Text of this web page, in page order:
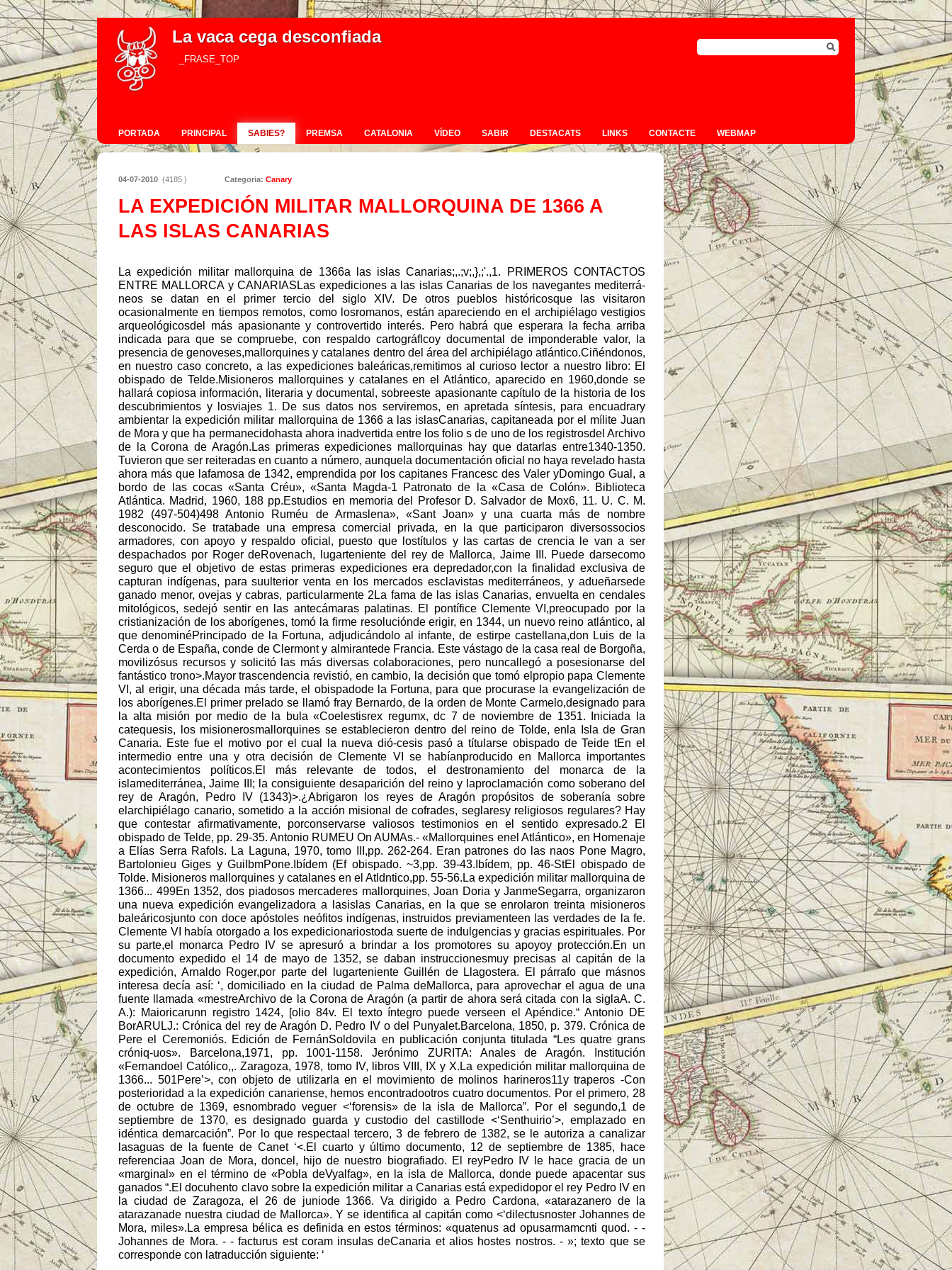
La vaca cega desconfiada
_FRASE_TOP
PORTADA PRINCIPAL SABIES? PREMSA CATALONIA VÍDEO SABIR DESTACATS LINKS CONTACTE WEBMAP
04-07-2010 (4185 ) Categoria: Canary
LA EXPEDICIÓN MILITAR MALLORQUINA DE 1366 A
LAS ISLAS CANARIAS
La expedición militar mallorquina de 1366a las islas Canarias;,.;v;,},;'.,1. PRIMEROS CONTACTOS
ENTRE MALLORCA y CANARIASLas expediciones a las islas Canarias de los navegantes mediterrá-
neos se datan en el primer tercio del siglo XIV. De otros pueblos históricosque las visitaron
ocasionalmente en tiempos remotos, como losromanos, están apareciendo en el archipiélago vestigios
arqueológicosdel más apasionante y controvertido interés. Pero habrá que esperara la fecha arriba
indicada para que se compruebe, con respaldo cartográflcoy documental de imponderable valor, la
presencia de genoveses,mallorquines y catalanes dentro del área del archipiélago atlántico.Ciñéndonos,
en nuestro caso concreto, a las expediciones baleáricas,remitimos al curioso lector a nuestro libro: El
obispado de Telde.Misioneros mallorquines y catalanes en el Atlántico, aparecido en 1960,donde se
hallará copiosa información, literaria y documental, sobreeste apasionante capítulo de la historia de los
descubrimientos y losviajes 1. De sus datos nos serviremos, en apretada síntesis, para encuadrary
ambientar la expedición militar mallorquina de 1366 a las islasCanarias, capitaneada por el mílite Juan
de Mora y que ha permanecidohasta ahora inadvertida entre los folio s de uno de los registrosdel Archivo
de la Corona de Aragón.Las primeras expediciones mallorquinas hay que datarlas entre1340-1350.
Tuvieron que ser reiteradas en cuanto a número, aunquela documentación oficial no haya revelado hasta
ahora más que lafamosa de 1342, emprendida por los capitanes Francesc des Valer yDomingo Gual, a
bordo de las cocas «Santa Créu», «Santa Magda-1 Patronato de la «Casa de Colón». Biblioteca
Atlántica. Madrid, 1960, 188 pp.Estudios en memoria del Profesor D. Salvador de Mox6, 11. U. C. M.
1982 (497-504)498 Antonio Ruméu de Armaslena», «Sant Joan» y una cuarta más de nombre
desconocido. Se tratabade una empresa comercial privada, en la que participaron diversossocios
armadores, con apoyo y respaldo oficial, puesto que lostítulos y las cartas de crencia le van a ser
despachados por Roger deRovenach, lugarteniente del rey de Mallorca, Jaime III. Puede darsecomo
seguro que el objetivo de estas primeras expediciones era depredador,con la finalidad exclusiva de
capturan indígenas, para suulterior venta en los mercados esclavistas mediterráneos, y adueñarsede
ganado menor, ovejas y cabras, particularmente 2La fama de las islas Canarias, envuelta en cendales
mitológicos, sedejó sentir en las antecámaras palatinas. El pontífice Clemente VI,preocupado por la
cristianización de los aborígenes, tomó la firme resoluciónde erigir, en 1344, un nuevo reino atlántico, al
que denominéPrincipado de la Fortuna, adjudicándolo al infante, de estirpe castellana,don Luis de la
Cerda o de España, conde de Clermont y almirantede Francia. Este vástago de la casa real de Borgoña,
movilizósus recursos y solicitó las más diversas colaboraciones, pero nuncallegó a posesionarse del
fantástico trono>.Mayor trascendencia revistió, en cambio, la decisión que tomó elpropio papa Clemente
VI, al erigir, una década más tarde, el obispadode la Fortuna, para que procurase la evangelización de
los aborígenes.El primer prelado se llamó fray Bernardo, de la orden de Monte Carmelo,designado para
la alta misión por medio de la bula «Coelestisrex regumx, dc 7 de noviembre de 1351. Iniciada la
catequesis, los misionerosmallorquines se establecieron dentro del reino de Tolde, enla Isla de Gran
Canaria. Este fue el motivo por el cual la nueva dió-cesis pasó a títularse obispado de Teide tEn el
intermedio entre una y otra decisión de Clemente VI se habíanproducido en Mallorca importantes
acontecimientos políticos.El más relevante de todos, el destronamiento del monarca de la
islamediterránea, Jaime III; la consiguiente desaparición del reino y laproclamación como soberano del
rey de Aragón, Pedro IV (1343)>.¿Abrigaron los reyes de Aragón propósitos de soberanía sobre
elarchipiélago canario, sometido a la acción misional de cofrades, seglaresy religiosos regulares? Hay
que contestar afirmativamente, porconservarse valiosos testimonios en el sentido expresado.2 El
obispado de Telde, pp. 29-35. Antonio RUMEU On AUMAs.- «Mallorquines enel Atlántico», en Homenaje
a Elías Serra Rafols. La Laguna, 1970, tomo III,pp. 262-264. Eran patrones do las naos Pone Magro,
Bartolonieu Giges y GuiIbmPone.Ibídem (Ef obispado. ~3,pp. 39-43.Ibídem, pp. 46-StEl obispado de
Tolde. Misioneros mallorquines y catalanes en el Atldntico,pp. 55-56.La expedición militar mallorquina de
1366... 499En 1352, dos piadosos mercaderes mallorquines, Joan Doria y JanmeSegarra, organizaron
una nueva expedición evangelizadora a lasislas Canarias, en la que se enrolaron treinta misioneros
baleáricosjunto con doce apóstoles neófitos indígenas, instruidos previamenteen las verdades de la fe.
Clemente VI había otorgado a los expedicionariostoda suerte de indulgencias y gracias espirituales. Por
su parte,el monarca Pedro IV se apresuró a brindar a los promotores su apoyoy protección.En un
documento expedido el 14 de mayo de 1352, se daban instruccionesmuy precisas al capitán de la
expedición, Arnaldo Roger,por parte del lugarteniente Guillén de Llagostera. El párrafo que másnos
interesa decía así: ‘, domiciliado en la ciudad de Palma deMallorca, para aprovechar el agua de una
fuente llamada «mestreArchivo de la Corona de Aragón (a partir de ahora será citada con la siglaA. C.
A.): Maioricarunn registro 1424, [olio 84v. El texto íntegro puede verseen el Apéndice.“ Antonio DE
BorARULJ.: Crónica del rey de Aragón D. Pedro IV o del Punyalet.Barcelona, 1850, p. 379. Crónica de
Pere el Ceremoniós. Edición de FernánSoldovila en publicación conjunta titulada “Les quatre grans
cróniq-uos». Barcelona,1971, pp. 1001-1158. Jerónimo ZURITA: Anales de Aragón. Institución
«Fernandoel Católico,,. Zaragoza, 1978, tomo IV, libros VIII, IX y X.La expedición militar mallorquina de
1366... 501Pere’>, con objeto de utilizarla en el movimiento de molinos harineros11y traperos -Con
posterioridad a la expedición canariense, hemos encontradootros cuatro documentos. Por el primero, 28
de octubre de 1369, esnombrado veguer <‘forensis» de la isla de Mallorca”. Por el segundo,1 de
septiembre de 1370, es designado guarda y custodio del castillode <‘Senthuirio’>, emplazado en
idéntica demarcación”. Por lo que respectaal tercero, 3 de febrero de 1382, se le autoriza a canalizar
lasaguas de la fuente de Canet ‘<.El cuarto y último documento, 12 de septiembre de 1385, hace
referenciaa Joan de Mora, doncel, hijo de nuestro biografiado. El reyPedro IV le hace gracia de un
«marginal» en el término de «Pobla deVyalfag», en la isla de Mallorca, donde puede apacentar sus
ganados “.El docuhento clavo sobre la expedición militar a Canarias está expedidopor el rey Pedro IV en
la ciudad de Zaragoza, el 26 de juniode 1366. Va dirigido a Pedro Cardona, «atarazanero de la
atarazanade nuestra ciudad de Mallorca». Y se identifica al capitán como <‘dilectusnoster Johannes de
Mora, miles».La empresa bélica es definida en estos términos: «quatenus ad opusarmamcnti quod. - -
Johannes de Mora. - - facturus est coram insulas deCanaria et alios hostes nostros. - »; texto que se
corresponde con latraducción siguiente: ‘